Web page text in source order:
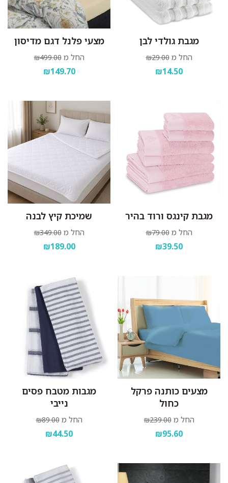
מגבת גולדי לבן
החל מ ₪29.00
₪14.50
מצעי פלנל דגם מדיסון
החל מ ₪499.00
₪149.70
מגבת קינגס ורוד בהיר
החל מ ₪79.00
₪39.50
שמיכת קיץ לבנה
החל מ ₪349.00
₪189.00
מצעים כותנה פרקל
כחול
החל מ ₪239.00
₪95.60
מגבות מטבח פסים
נייבי
החל מ ₪89.00
₪44.50